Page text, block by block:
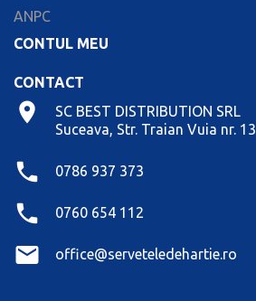
ANPC
CONTUL MEU
CONTACT
SC BEST DISTRIBUTION SRL
Suceava, Str. Traian Vuia nr. 13
0786 937 373
0760 654 112
office@serveteledehartie.ro